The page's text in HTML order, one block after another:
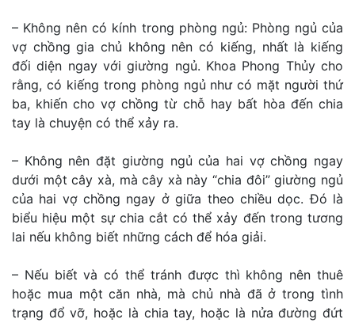
– Không nên có kính trong phòng ngủ: Phòng ngủ của
vợ chồng gia chủ không nên có kiếng, nhất là kiếng
đối diện ngay với giường ngủ. Khoa Phong Thủy cho
rằng, có kiếng trong phòng ngủ như có mặt người thứ
ba, khiến cho vợ chồng từ chỗ hay bất hòa đến chia
tay là chuyện có thể xảy ra.
– Không nên đặt giường ngủ của hai vợ chồng ngay
dưới một cây xà, mà cây xà này “chia đôi” giường ngủ
của hai vợ chồng ngay ở giữa theo chiều dọc. Đó là
biểu hiệu một sự chia cắt có thể xảy đến trong tương
lai nếu không biết những cách để hóa giải.
– Nếu biết và có thể tránh được thì không nên thuê
hoặc mua một căn nhà, mà chủ nhà đã ở trong tình
trạng đổ vỡ, hoặc là chia tay, hoặc là nửa đường đứt